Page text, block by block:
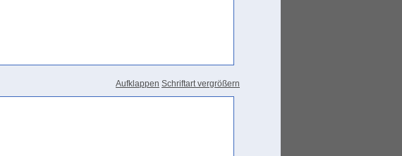
Aufklappen Schriftart vergrößern